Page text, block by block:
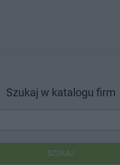
Szukaj w katalogu firm
SZUKAJ